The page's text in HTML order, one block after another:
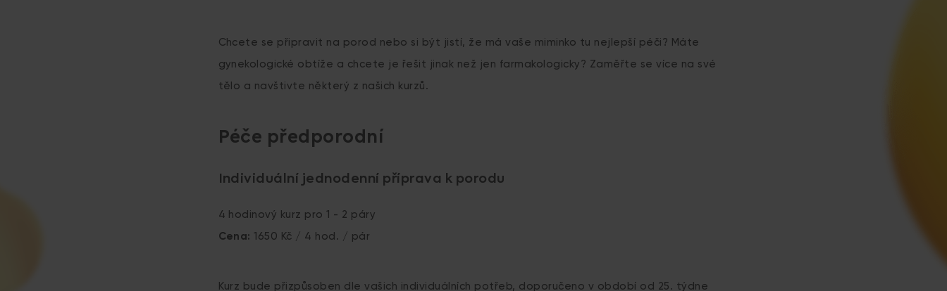
Chcete se připravit na porod nebo si být jistí, že má vaše miminko tu nejlepší péči? Máte
gynekologické obtíže a chcete je řešit jinak než jen farmakologicky? Zaměřte se více na své
tělo a navštivte některý z našich kurzů.
Péče předporodní
Individuální jednodenní příprava k porodu
4 hodinový kurz pro 1 - 2 páry
Cena: 1650 Kč / 4 hod. / pár
Kurz bude přizpůsoben dle vašich individuálních potřeb, doporučeno v období od 25. týdne